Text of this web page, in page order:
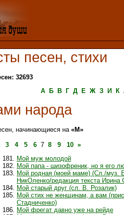
песен, стихи
32693
А
Б В Г Д Е Ж З И К
народа
начинающиеся на «М»
3 4 5 6 7 8 9 10 »
Мой муж молодой
Мой папа - шизофреник, но я его
Мой родная (моей маме) (Сл./муз.
НикОленко/редакция текста Ирина
Мой старый друг (сл. В. Розалик)
Мой стих не женщинам, а вам
Стадниченко)
Мой фрегат давно уже на рейде